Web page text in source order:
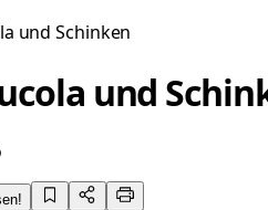
und Schinken
und